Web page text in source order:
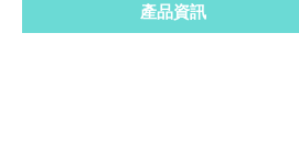
產品資訊